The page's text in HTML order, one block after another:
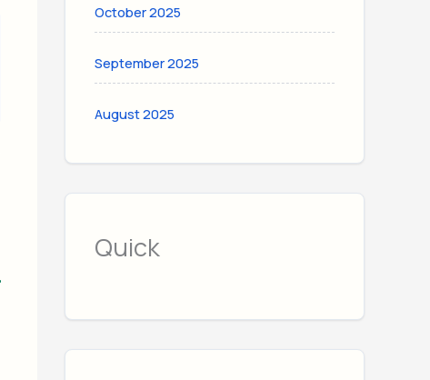
October 2025
September 2025
August 2025
Quick